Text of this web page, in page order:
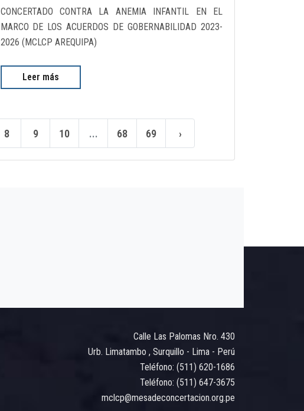
CONCERTADO CONTRA LA ANEMIA INFANTIL EN EL
MARCO DE LOS ACUERDOS DE GOBERNABILIDAD 2023-
2026 (MCLCP AREQUIPA)
Leer más
8 9 10 ... 68 69 ›
Calle Las Palomas Nro. 430
Urb. Limatambo , Surquillo - Lima - Perú
Teléfono: (511) 620-1686
Teléfono: (511) 647-3675
mclcp@mesadeconcertacion.org.pe